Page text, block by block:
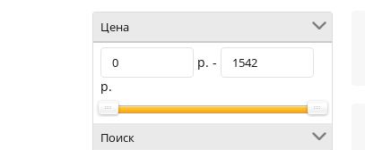
Цена
р. -
р.
Поиск